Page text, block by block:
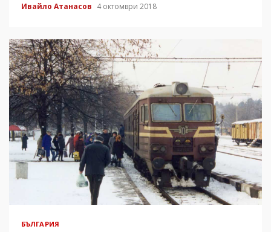
Ивайло Атанасов 4 октомври 2018
БЪЛГАРИЯ